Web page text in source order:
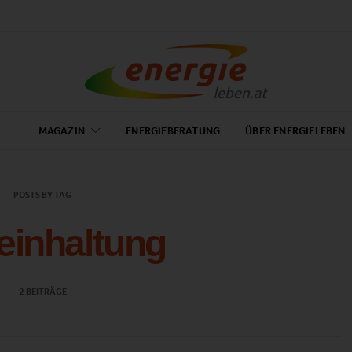
MAGAZIN ENERGIEBERATUNG ÜBER ENERGIELEBEN
POSTS BY TAG
2 BEITRÄGE